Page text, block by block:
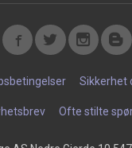
Sikkerhet
Ofte stilte